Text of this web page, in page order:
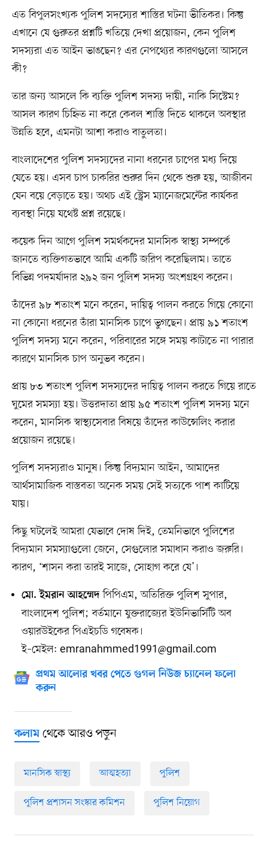
এত বিপুলসংখ্যক পুলিশ সদস্যের শাস্তির ঘটনা ভীতিকর। কিন্তু
এখানে যে গুরুতর প্রশ্নটি খতিয়ে দেখা প্রয়োজন, কেন পুলিশ
সদস্যরা এত আইন ভাঙছেন? এর নেপথ্যের কারণগুলো আসলে
কী?
তার জন্য আসলে কি ব্যক্তি পুলিশ সদস্য দায়ী, নাকি সিস্টেম?
আসল কারণ চিহ্নিত না করে কেবল শাস্তি দিতে থাকলে অবস্থার
উন্নতি হবে, এমনটা আশা করাও বাতুলতা।
বাংলাদেশের পুলিশ সদস্যদের নানা ধরনের চাপের মধ্য দিয়ে
যেতে হয়। এসব চাপ চাকরির শুরুর দিন থেকে শুরু হয়, আজীবন
যেন বয়ে বেড়াতে হয়। অথচ এই স্ট্রেস ম্যানেজমেন্টের কার্যকর
ব্যবস্থা নিয়ে যথেষ্ট প্রশ্ন রয়েছে।
কয়েক দিন আগে পুলিশ সমর্থকদের মানসিক স্বাস্থ্য সম্পর্কে
জানতে ব্যক্তিগতভাবে আমি একটি জরিপ করেছিলাম। তাতে
বিভিন্ন পদমর্যাদার ২৯২ জন পুলিশ সদস্য অংশগ্রহণ করেন।
তাঁদের ৯৮ শতাংশ মনে করেন, দায়িত্ব পালন করতে গিয়ে কোনো
না কোনো ধরনের তাঁরা মানসিক চাপে ভুগছেন। প্রায় ৯১ শতাংশ
পুলিশ সদস্য মনে করেন, পরিবারের সঙ্গে সময় কাটাতে না পারার
কারণে মানসিক চাপ অনুভব করেন।
প্রায় ৮৩ শতাংশ পুলিশ সদস্যদের দায়িত্ব পালন করতে গিয়ে রাতে
ঘুমের সমস্যা হয়। উত্তরদাতা প্রায় ৯৫ শতাংশ পুলিশ সদস্য মনে
করেন, মানসিক স্বাস্থ্যসেবার বিষয়ে তাঁদের কাউন্সেলিং করার
প্রয়োজন রয়েছে।
পুলিশ সদস্যরাও মানুষ। কিন্তু বিদ্যমান আইন, আমাদের
আর্থসামাজিক বাস্তবতা অনেক সময় সেই সত্যকে পাশ কাটিয়ে
যায়।
কিছু ঘটলেই আমরা যেভাবে দোষ দিই, তেমনিভাবে পুলিশের
বিদ্যমান সমস্যাগুলো জেনে, সেগুলোর সমাধান করাও জরুরি।
কারণ, ‘শাসন করা তারই সাজে, সোহাগ করে যে’।
মো. ইমরান আহম্মেদপিপিএম, অতিরিক্ত পুলিশ সুপার,
বাংলাদেশ পুলিশ; বর্তমানে যুক্তরাজ্যের ইউনিভার্সিটি অব
ওয়ারউইকের পিএইচডি গবেষক।
ই–মেইল: emranahmmed1991@gmail.com
প্রথম আলোর খবর পেতে গুগল নিউজ চ্যানেল ফলো
করুন
কলামথেকে আরও পড়ুন
মানসিক স্বাস্থ্য আত্মহত্যা পুলিশ
পুলিশ প্রশাসন সংস্কার কমিশন পুলিশ নিয়োগ